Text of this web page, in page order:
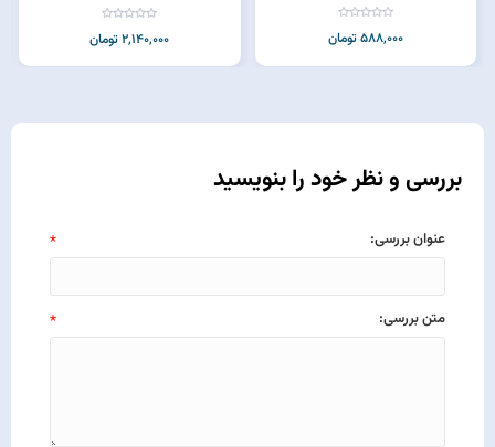
588,000 تومان 2,140,000 تومان
بررسی و نظر خود را بنویسید
عنوان بررسی: *
متن بررسی: *